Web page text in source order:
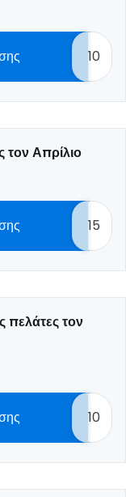
10
τον Απρίλιο
15
πελάτες τον
10